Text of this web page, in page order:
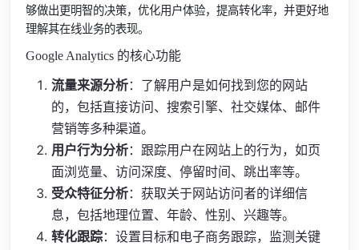
够做出更明智的决策，优化用户体验，提高转化率，并更好地
理解其在线业务的表现。
Google Analytics 的核心功能
流量来源分析：了解用户是如何找到您的网站
的，包括直接访问、搜索引擎、社交媒体、邮件
营销等多种渠道。
用户行为分析：跟踪用户在网站上的行为，如页
面浏览量、访问深度、停留时间、跳出率等。
受众特征分析：获取关于网站访问者的详细信
息，包括地理位置、年龄、性别、兴趣等。
转化跟踪：设置目标和电子商务跟踪，监测关键